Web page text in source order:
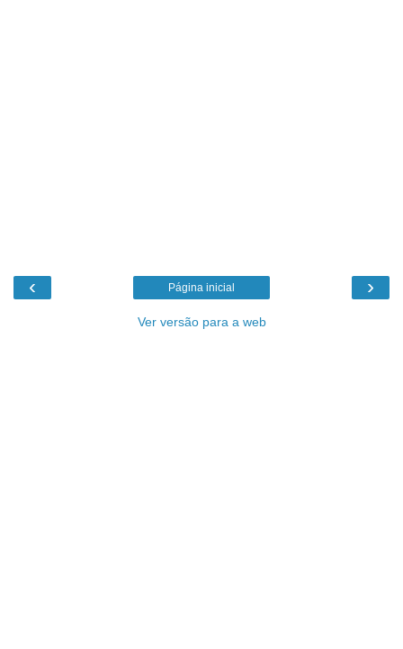
‹ ›
Página inicial
Ver versão para a web